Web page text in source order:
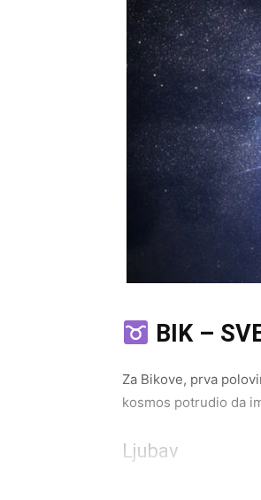
BIK –
Za Bikove, prva
kosmos potrudio da
Ljubav
Ako si u vezi –